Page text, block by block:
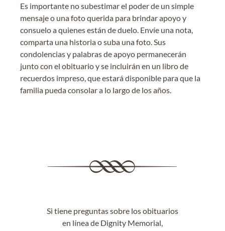
Es importante no subestimar el poder de un simple
mensaje o una foto querida para brindar apoyo y
consuelo a quienes están de duelo. Envíe una nota,
comparta una historia o suba una foto. Sus
condolencias y palabras de apoyo permanecerán
junto con el obituario y se incluirán en un libro de
recuerdos impreso, que estará disponible para que la
familia pueda consolar a lo largo de los años.
Si tiene preguntas sobre los obituarios
en línea de Dignity Memorial,